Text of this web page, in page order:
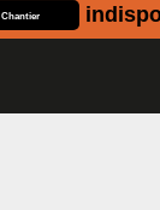
Chantier